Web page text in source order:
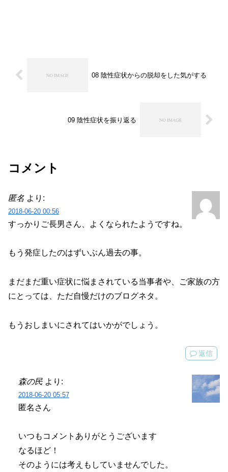
08 陰性症状からの脱却をした気がする
09 陰性症状を振り返る
コメント
匿名 より:
2018-06-20 00:56
すっかりご長男さん、よくなられたようですね。
もう発症したのはずいぶん過去の事。
まだまだ重い症状に悩まされている当事者や、ご家族の方
にとっては、ただ自慢だけのブログネタ。
もうおしまいにされてはいかがでしょう。
返信
森の民 より:
2018-06-20 05:57
匿名さん
いつもコメントありがとうございます
なるほど！
そのようには考えもしていませんでした。